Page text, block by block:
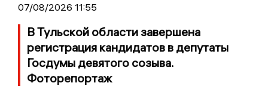
07/08/2026 11:55
В Тульской области завершена
регистрация кандидатов в депутаты
Госдумы девятого созыва.
Фоторепортаж